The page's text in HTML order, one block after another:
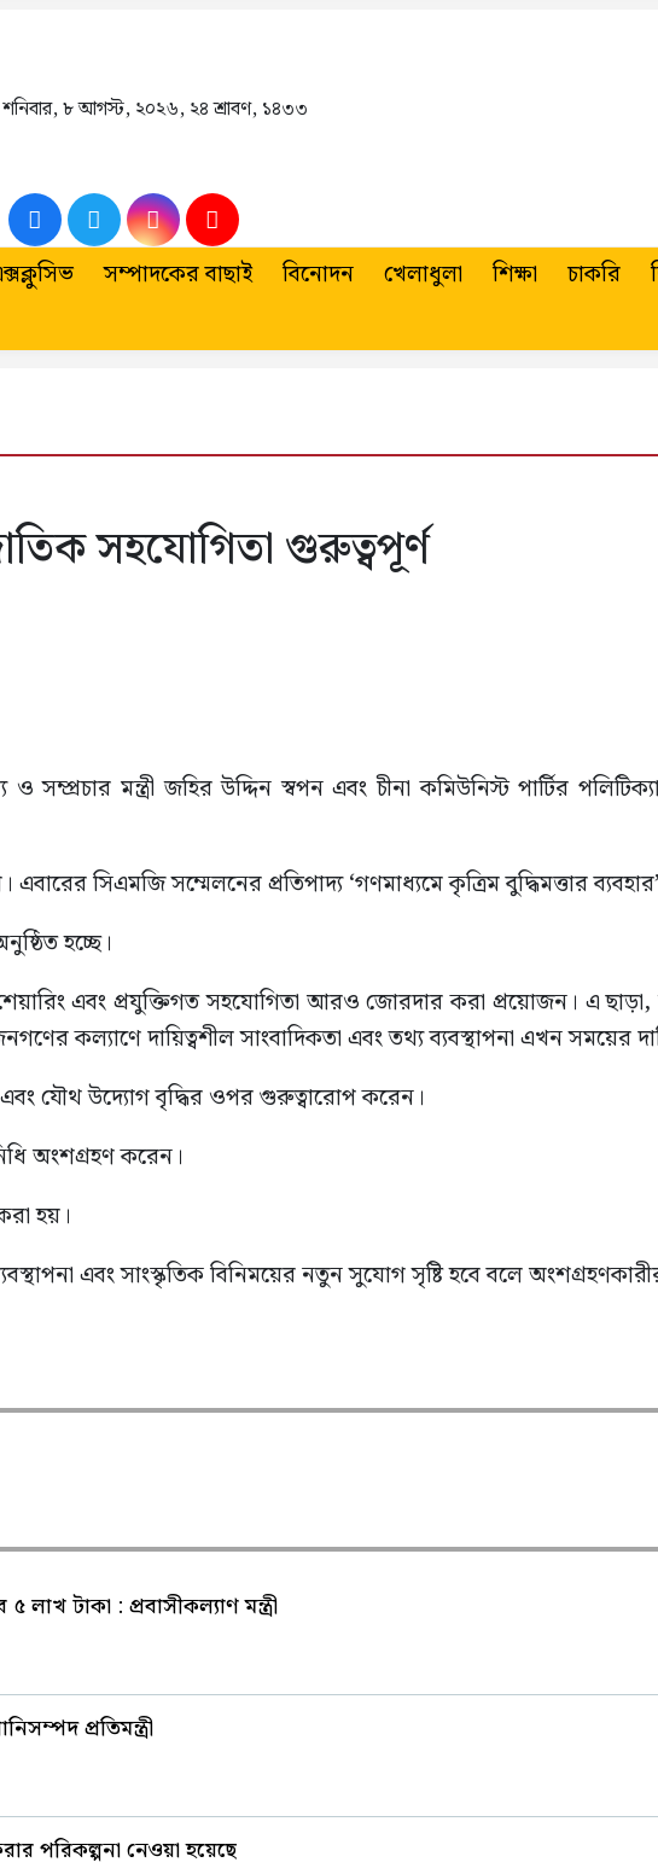
শনিবার,৮ আগস্ট, ২০২৬, ২৪ শ্রাবণ, ১৪৩৩
সম্পাদকের বাছাই বিনোদন খেলাধুলা শিক্ষা চাকরি
সহযোগিতা গুরুত্বপূর্ণ
মন্ত্রী জহির উদ্দিন স্বপন এবং চীনা কমিউনিস্ট পার্টির
সিএমজি সম্মেলনের প্রতিপাদ্য ‘গণমাধ্যমে কৃত্রিম বুদ্ধিমত্তার
হচ্ছে।
এবং প্রযুক্তিগত সহযোগিতা আরও জোরদার করা প্রয়োজন। এ ছাড়া,
কল্যাণে দায়িত্বশীল সাংবাদিকতা এবং তথ্য ব্যবস্থাপনা এখন সময়ের
এবং যৌথ উদ্যোগ বৃদ্ধির ওপর গুরুত্বারোপ করেন।
অংশগ্রহণ করেন।
হয়।
এবং সাংস্কৃতিক বিনিময়ের নতুন সুযোগ সৃষ্টি হবে বলে
লাখ টাকা : প্রবাসীকল্যাণ মন্ত্রী
প্রতিমন্ত্রী
পরিকল্পনা নেওয়া হয়েছে